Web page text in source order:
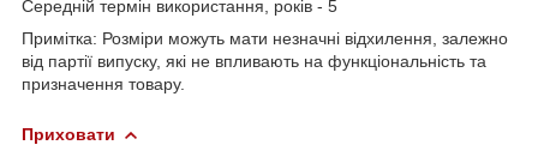
Середній термін використання, років - 5
Примітка: Розміри можуть мати незначні відхилення, залежно
від партії випуску, які не впливають на функціональність та
призначення товару.
Приховати